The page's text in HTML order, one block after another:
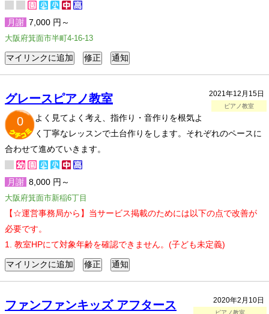
月謝 7,000 円～
大阪府箕面市半町4-16-13
2021年12月15日
ピアノ教室
グレースピアノ教室
0
よく見てよく考え、指作り・音作りを根気よ
く丁寧なレッスンで土台作りをします。それぞれのペースに
合わせて進めていきます。
月謝 8,000 円～
大阪府箕面市新稲6丁目
【☆運営事務局から】当サービス掲載のためには以下の点で改善が
必要です。
1. 教室HPにて対象年齢を確認できません。(子ども未定義)
2020年2月10日
ピアノ教室
ファンファンキッズ アフタース